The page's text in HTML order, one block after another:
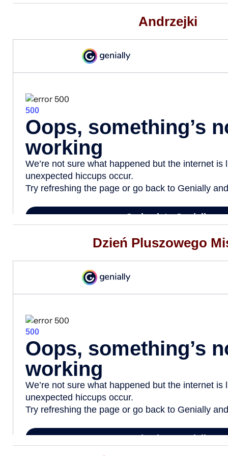
Andrzejki
Dzień Pluszowego